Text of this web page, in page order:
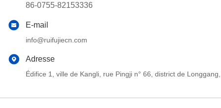
86-0755-82153336
E-mail
info@ruifujiecn.com
Adresse
Édifice 1, ville de Kangli, rue Pingji n° 66, district de